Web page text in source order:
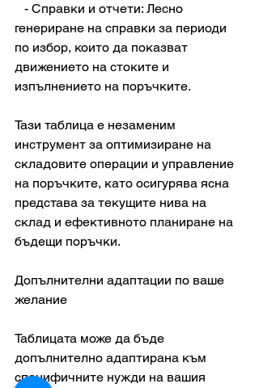
- Справки и отчети: Лесно
генериране на справки за периоди
по избор, които да показват
движението на стоките и
изпълнението на поръчките.
Тази таблица е незаменим
инструмент за оптимизиране на
складовите операции и управление
на поръчките, като осигурява ясна
представа за текущите нива на
склад и ефективното планиране на
бъдещи поръчки.
Допълнителни адаптации по ваше
желание
Таблицата може да бъде
допълнително адаптирана към
специфичните нужди на вашия